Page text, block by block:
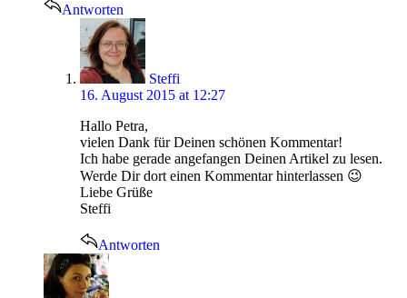
Antworten
says:
Steffi
16. August 2015 at 12:27
Hallo Petra,
vielen Dank für Deinen schönen Kommentar!
Ich habe gerade angefangen Deinen Artikel zu lesen.
Werde Dir dort einen Kommentar hinterlassen 😉
Liebe Grüße
Steffi
Antworten
says: